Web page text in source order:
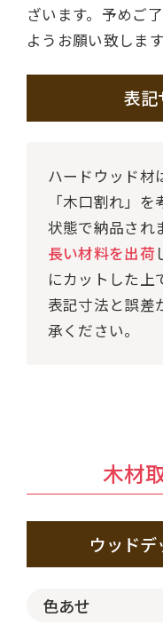
ざいます。予めご
ようお願い致します
表記
ハードウッド材
「木口割れ」
状態で納品され
長い材料を出荷
にカットした上
表記寸法と誤差
承ください。
木材
ウッド
色あせ